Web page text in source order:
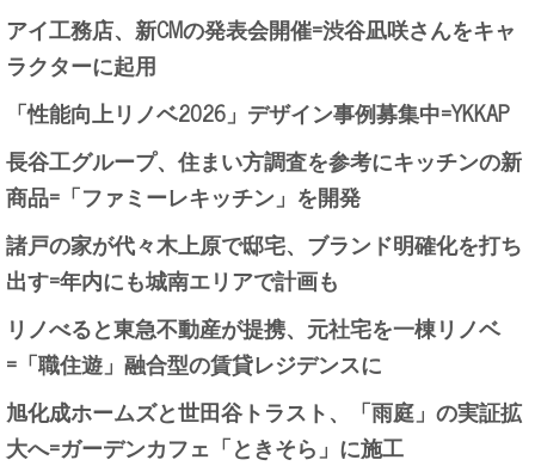
アイ工務店、新CMの発表会開催=渋谷凪咲さんをキャ
ラクターに起用
「性能向上リノベ2026」デザイン事例募集中=YKKAP
長谷工グループ、住まい方調査を参考にキッチンの新
商品=「ファミーレキッチン」を開発
諸戸の家が代々木上原で邸宅、ブランド明確化を打ち
出す=年内にも城南エリアで計画も
リノべると東急不動産が提携、元社宅を一棟リノベ
=「職住遊」融合型の賃貸レジデンスに
旭化成ホームズと世田谷トラスト、「雨庭」の実証拡
大へ=ガーデンカフェ「ときそら」に施工